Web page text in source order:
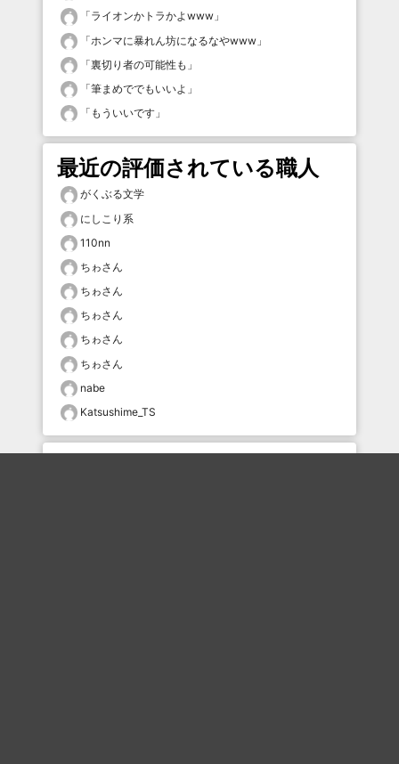
「ライオンかトラかよwww 」
「ホンマに暴れん坊になるなやwww 」
「裏切り者の可能性も 」
「筆まめででもいいよ 」
「 もういいです 」
最近の評価されている職人
がくぶる文学
にしこり系
110nn
ちゎさん
ちゎさん
ちゎさん
ちゎさん
ちゎさん
nabe
Katsushime_TS